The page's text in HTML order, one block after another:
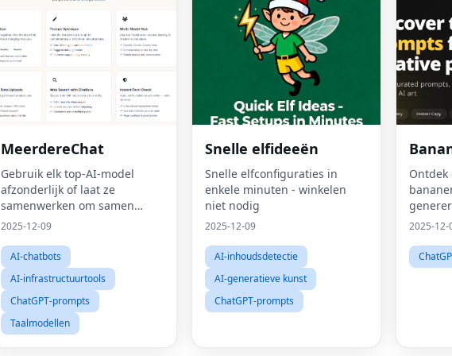
MeerdereChat
Gebruik elk top-AI-model
afzonderlijk of laat ze
samenwerken om samen
antwoorden te ontwikkelen.
2025-12-09
AI-chatbots
AI-infrastructuurtools
ChatGPT-prompts
Taalmodellen
Snelle elfideeën
Snelle elfconfiguraties in
enkele minuten - winkelen
niet nodig
2025-12-09
AI-inhoudsdetectie
AI-generatieve kunst
ChatGPT-prompts
Ontdek
door
2025-12-